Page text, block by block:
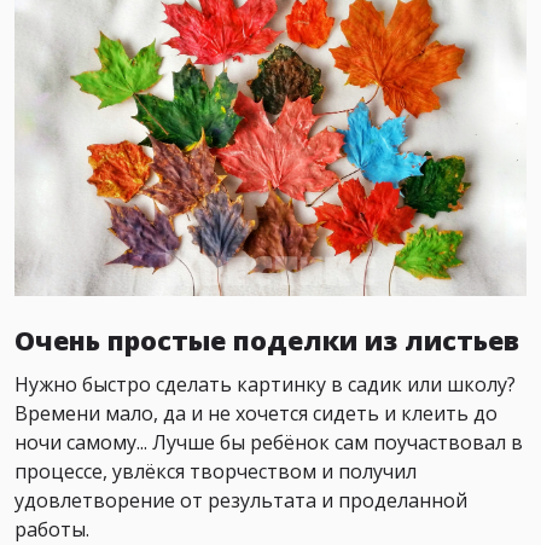
Очень простые поделки из листьев
Нужно быстро сделать картинку в садик или школу?
Времени мало, да и не хочется сидеть и клеить до
ночи самому... Лучше бы ребёнок сам поучаствовал в
процессе, увлёкся творчеством и получил
удовлетворение от результата и проделанной
работы.